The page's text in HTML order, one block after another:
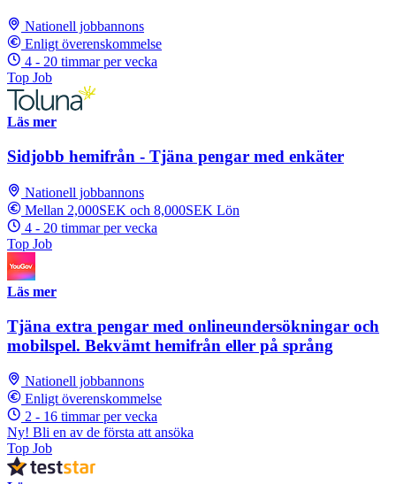
Nationell jobbannons
Enligt överenskommelse
4 - 20 timmar per vecka
Top Job
Läs mer
Sidjobb hemifrån - Tjäna pengar med enkäter
Nationell jobbannons
Mellan 2,000SEK och 8,000SEK Lön
4 - 20 timmar per vecka
Top Job
Läs mer
Tjäna extra pengar med onlineundersökningar och
mobilspel. Bekvämt hemifrån eller på språng
Nationell jobbannons
Enligt överenskommelse
2 - 16 timmar per vecka
Ny! Bli en av de första att ansöka
Top Job